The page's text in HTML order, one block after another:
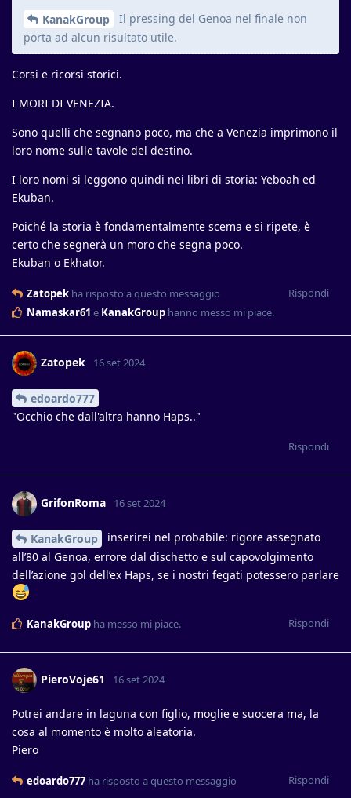
KanakGroup
Il pressing del Genoa nel finale non
porta ad alcun risultato utile.
Corsi e ricorsi storici.
I MORI DI VENEZIA.
Sono quelli che segnano poco, ma che a Venezia imprimono il
loro nome sulle tavole del destino.
I loro nomi si leggono quindi nei libri di storia: Yeboah ed
Ekuban.
Poiché la storia è fondamentalmente scema e si ripete, è
certo che segnerà un moro che segna poco.
Ekuban o Ekhator.
Rispondi
Zatopek ha risposto a questo messaggio
Namaskar61 e KanakGroup hanno messo mi piace.
Zatopek 16 set 2024
edoardo777
"Occhio che dall'altra hanno Haps.."
Rispondi
GrifonRoma 16 set 2024
KanakGroup
inserirei nel probabile: rigore assegnato
all’80 al Genoa, errore dal dischetto e sul capovolgimento
dell’azione gol dell’ex Haps, se i nostri fegati potessero parlare
Rispondi
KanakGroup ha messo mi piace.
PieroVoje61 16 set 2024
Potrei andare in laguna con figlio, moglie e suocera ma, la
cosa al momento è molto aleatoria.
Piero
Rispondi
edoardo777 ha risposto a questo messaggio